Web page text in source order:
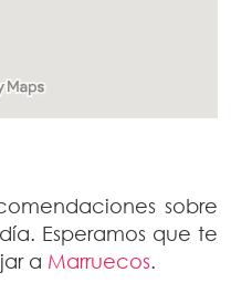
sobre
Esperamos que te
a Marruecos.